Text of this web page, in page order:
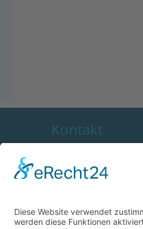
Kontakt
Hans-Böckler-Straße 7
91301 Forchheim,